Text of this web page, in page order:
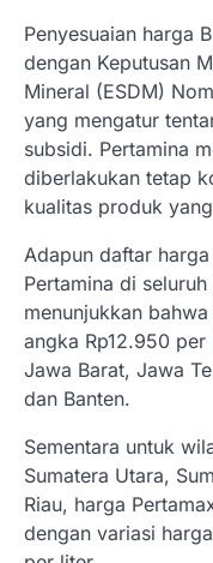
Penyesuaian harga
dengan Keputusan
Mineral (ESDM)
yang mengatur
subsidi. Pertamina
diberlakukan tetap
kualitas produk
Adapun daftar
Pertamina di
menunjukkan
angka Rp12.950
Jawa Barat, Jawa
dan Banten.
Sementara untuk
Sumatera Utara,
Riau, harga
dengan variasi